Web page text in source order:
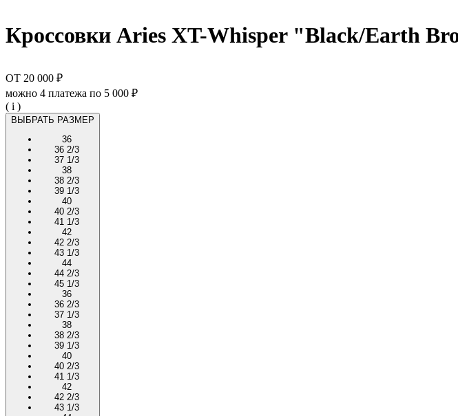
Кроссовки Aries XT-Whisper "Black/Earth
ОТ 20 000 ₽
можно 4 платежа по 5 000 ₽
( i )
ВЫБРАТЬ РАЗМЕР
36
36 2/3
37 1/3
38
38 2/3
39 1/3
40
40 2/3
41 1/3
42
42 2/3
43 1/3
44
44 2/3
45 1/3
36
36 2/3
37 1/3
38
38 2/3
39 1/3
40
40 2/3
41 1/3
42
42 2/3
43 1/3